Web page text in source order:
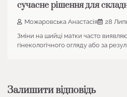
сучасне рішення для
Можаровська Анастасія 28
Зміни на шийці матки часто
гінекологічного огляду або за
Залишити відповідь